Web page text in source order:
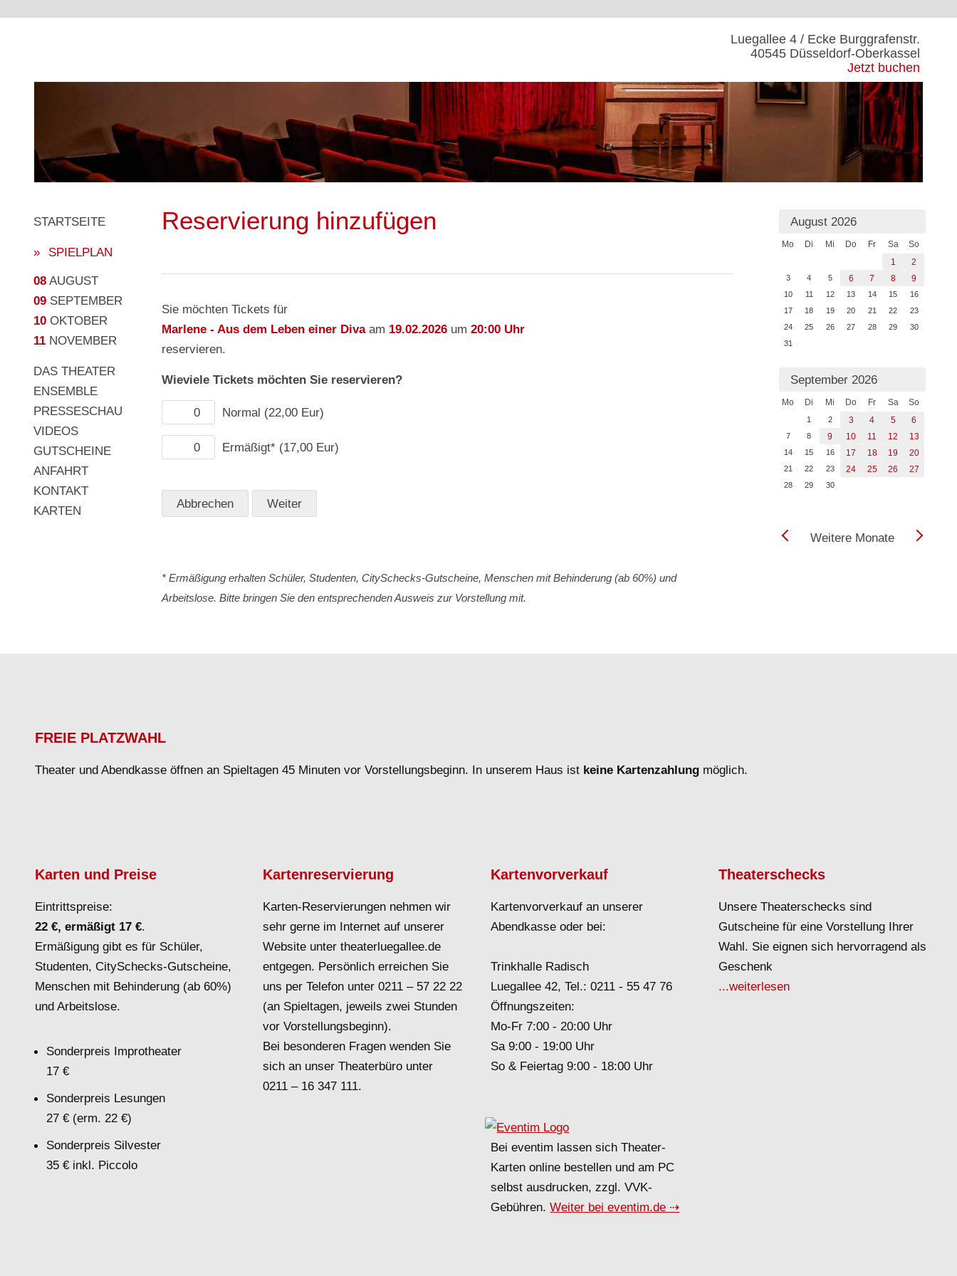
Luegallee 4 / Ecke Burggrafenstr.
40545 Düsseldorf-Oberkassel
Jetzt buchen
STARTSEITE
SPIELPLAN
08 AUGUST
09 SEPTEMBER
10 OKTOBER
11 NOVEMBER
DAS THEATER
ENSEMBLE
PRESSESCHAU
VIDEOS
GUTSCHEINE
ANFAHRT
KONTAKT
KARTEN
Reservierung hinzufügen
Sie möchten Tickets für
Marlene - Aus dem Leben einer Divaam 19.02.2026 um 20:00 Uhr
reservieren.
Wieviele Tickets möchten Sie reservieren?
Normal (22,00 Eur)
Ermäßigt* (17,00 Eur)
* Ermäßigung erhalten Schüler, Studenten, CitySchecks-Gutscheine, Menschen mit Behinderung (ab 60%) und
Arbeitslose. Bitte bringen Sie den entsprechenden Ausweis zur Vorstellung mit.
August 2026
Mo Di Mi Do Fr Sa
So
1
2
3 4 5 6 7 8 9
10 11 12 13 14 15
16
17
18 19 20 21 22
23
24
25 26 27 28 29
30
31
September 2026
Mo Di Mi Do Fr Sa So
1 2 3 4 5 6
7 8 9 10 11 12 13
14 15 16 17 18 19 20
21 22 23 24 25 26 27
28 29 30
Weitere Monate
FREIE PLATZWAHL
Theater und Abendkasse öffnen an Spieltagen 45 Minuten vor Vorstellungsbeginn. In unserem Haus ist keine Kartenzahlung möglich.
Karten und Preise
Eintrittspreise:
22 €, ermäßigt 17 €.
Ermäßigung gibt es für Schüler,
Studenten, CitySchecks-Gutscheine,
Menschen mit Behinderung (ab 60%)
und Arbeitslose.
Sonderpreis Improtheater
17 €
Sonderpreis Lesungen
27 € (erm. 22 €)
Sonderpreis Silvester
35 € inkl. Piccolo
Kartenreservierung
Karten-Reservierungen nehmen wir
sehr gerne im Internet auf unserer
Website unter theaterluegallee.de
entgegen. Persönlich erreichen Sie
uns per Telefon unter0211 – 57 22 22
(an Spieltagen, jeweils zwei Stunden
vor Vorstellungsbeginn).
Bei besonderen Fragen wenden Sie
sich an unser Theaterbüro unter
0211 – 16 347 111.
Kartenvorverkauf
Kartenvorverkauf an unserer
Abendkasse oder bei:
Trinkhalle Radisch
Luegallee 42, Tel.:0211 - 55 47 76
Öffnungszeiten:
Mo-Fr 7:00 - 20:00 Uhr
Sa 9:00 - 19:00 Uhr
So & Feiertag 9:00 - 18:00 Uhr
Bei eventim lassen sich Theater-
Karten online bestellen und am PC
selbst ausdrucken, zzgl. VVK-
Gebühren.Weiter bei eventim.de ⇢
Theaterschecks
Unsere Theaterschecks sind
Gutscheine für eine Vorstellung Ihrer
Wahl. Sie eignen sich hervorragend als
Geschenk
...weiterlesen